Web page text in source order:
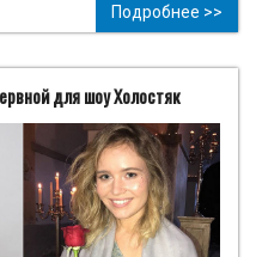
Подробнее >>
для шоу Холостяк